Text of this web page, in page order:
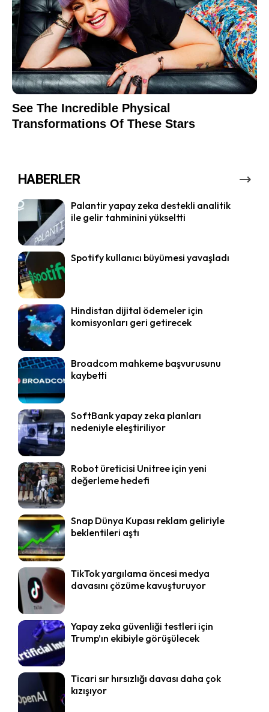
HABERLER
Palantir yapay zeka destekli analitik
ile gelir tahminini yükseltti
Spotify kullanıcı büyümesi yavaşladı
Hindistan dijital ödemeler için
komisyonları geri getirecek
Broadcom mahkeme başvurusunu
kaybetti
SoftBank yapay zeka planları
nedeniyle eleştiriliyor
Robot üreticisi Unitree için yeni
değerleme hedefi
Snap Dünya Kupası reklam geliriyle
beklentileri aştı
TikTok yargılama öncesi medya
davasını çözüme kavuşturuyor
Yapay zeka güvenliği testleri için
Trump’ın ekibiyle görüşülecek
Ticari sır hırsızlığı davası daha çok
kızışıyor